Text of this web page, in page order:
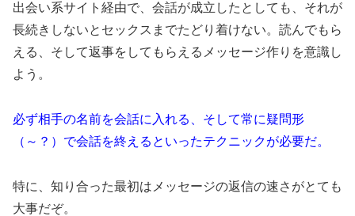
出会い系サイト経由で、会話が成立したとしても、それが
長続きしないとセックスまでたどり着けない。読んでもら
える、そして返事をしてもらえるメッセージ作りを意識し
よう。
必ず相手の名前を会話に入れる、そして常に疑問形
（～？）で会話を終えるといったテクニックが必要だ。
特に、知り合った最初はメッセージの返信の速さがとても
大事だぞ。